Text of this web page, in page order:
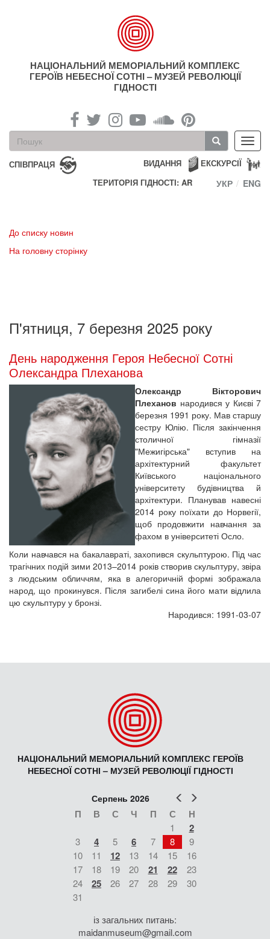
НАЦІОНАЛЬНИЙ МЕМОРІАЛЬНИЙ КОМПЛЕКС
ГЕРОЇВ НЕБЕСНОЇ СОТНІ – МУЗЕЙ РЕВОЛЮЦІЇ
ГІДНОСТІ
Пошукова
форма
Пошук
СПІВПРАЦЯ ЕКСКУРСІЇ
ВИДАННЯ
ТЕРИТОРІЯ ГІДНОСТІ: AR
УКР ENG
До списку новин
На головну сторінку
П'ятниця, 7 березня 2025 року
День народження Героя Небесної Сотні
Олександра Плеханова
Олександр Вікторович
Плеханов народився у Києві 7
березня 1991 року. Мав старшу
сестру Юлію. Після закінчення
столичної гімназії
"Межигірська" вступив на
архітектурний факультет
Київського національного
університету будівництва й
архітектури. Планував навесні
2014 року поїхати до Норвегії,
щоб продовжити навчання за
фахом в університеті Осло.
Коли навчався на бакалавраті, захопився скульптурою. Під час
трагічних подій зими 2013–2014 років створив скульптуру, звіра
з людським обличчям, яка в алегоричній формі зображала
народ, що прокинувся. Після загибелі сина його мати відлила
цю скульптуру у бронзі.
Народився: 1991-03-07
НАЦІОНАЛЬНИЙ МЕМОРІАЛЬНИЙ КОМПЛЕКС ГЕРОЇВ
НЕБЕСНОЇ СОТНІ – МУЗЕЙ РЕВОЛЮЦІЇ ГІДНОСТІ
Попер
Серпень 2026
П В С Ч П С Н
1 2
3 4 5 6 7 8
9
10
11 12 13 14 15
16
17
18 19 20 21 22
23
24
25 26 27 28 29
30
31
із загальних питань:
maidanmuseum@gmail.com